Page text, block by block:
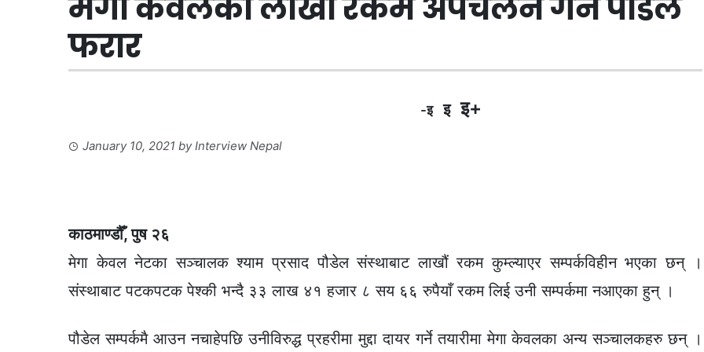
फरार
-इ इ इ+
January 10, 2021 byInterview Nepal
काठमाण्डौँ, पुष २६
मेगा केवल नेटका सञ्चालक श्याम प्रसाद पौडेल संस्थाबाट लाखौं रकम कुम्ल्याएर सम्पर्कविहीन भएका छन् ।
संस्थाबाट पटकपटक पेश्की भन्दै ३३ लाख ४१ हजार ८ सय ६६ रुपैयाँ रकम लिई उनी सम्पर्कमा नआएका हुन् ।
पौडेल सम्पर्कमै आउन नचाहेपछि उनीविरुद्ध प्रहरीमा मुद्दा दायर गर्ने तयारीमा मेगा केवलका अन्य सञ्चालकहरु छन् ।